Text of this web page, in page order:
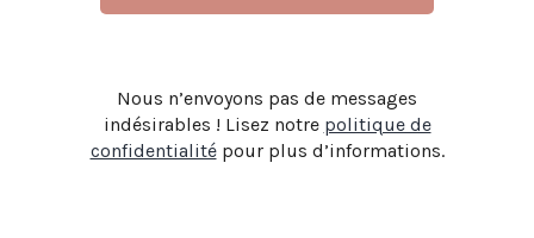
Nous n’envoyons pas de messages
indésirables ! Lisez notre politique de
confidentialitépour plus d’informations.